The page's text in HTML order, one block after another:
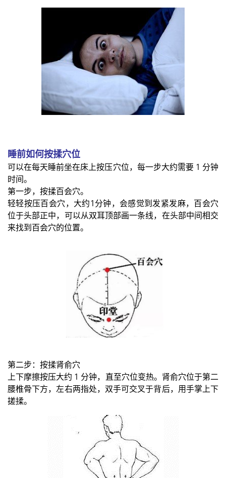
睡前如何按揉穴位
可以在每天睡前坐在床上按压穴位，每一步大约需要 1 分钟
时间。
第一步，按揉百会穴。
轻轻按压百会穴，大约1分钟，会感觉到发紧发麻，百会穴
位于头部正中，可以从双耳顶部画一条线，在头部中间相交
来找到百会穴的位置。
第二步：按揉肾俞穴
上下摩擦按压大约 1 分钟，直至穴位变热。肾俞穴位于第二
腰椎骨下方，左右两指处，双手可交叉于背后，用手掌上下
搓揉。